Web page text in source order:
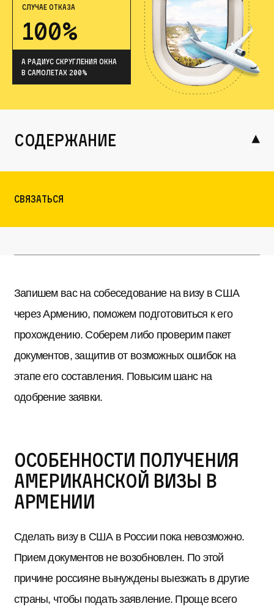
СЛУЧАЕ ОТКАЗА
100%
А радиус скругления окна
в самолетах 200%
содержание
Связаться
Запишем вас на собеседование на визу в США
через Армению, поможем подготовиться к его
прохождению. Соберем либо проверим пакет
документов, защитив от возможных ошибок на
этапе его составления. Повысим шанс на
одобрение заявки.
Особенности получения
американской визы в
Армении
Сделать визу в США в России пока невозможно.
Прием документов не возобновлен. По этой
причине россияне вынуждены выезжать в другие
страны, чтобы подать заявление. Проще всего